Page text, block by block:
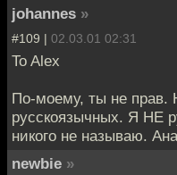
johannes »
#109 | 02.03.01 02:31
To Alex
По-моему, ты не прав.
русскоязычных. Я НЕ
никого не называю.
newbie »